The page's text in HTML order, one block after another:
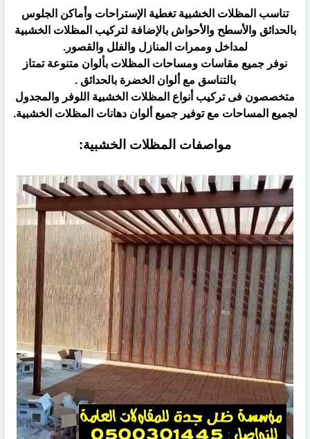
تناسب المظلات الخشبية تغطية الإستراحات وأماكن الجلوس
بالحدائق والأسطح والأحواش بالإضافة لتركيب المظلات الخشبية
لمداخل وممرات المنازل والفلل والقصور.
نوفر جميع مقاسات ومساحات المظلات بألوان متنوعة تمتاز
بالتناسق مع ألوان الخضرة بالحدائق .
متخصصون فى تركيب أنواع المظلات الخشبية اللوفر والمجدول
لجميع المساحات مع توفير جميع ألوان دهانات المظلات الخشبية.
مواصفات المظلات الخشبية: